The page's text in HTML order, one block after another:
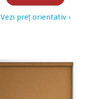
Vezi preț orientativ ›